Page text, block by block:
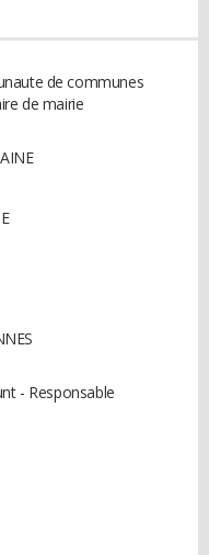
de communes
de mairie
- Responsable